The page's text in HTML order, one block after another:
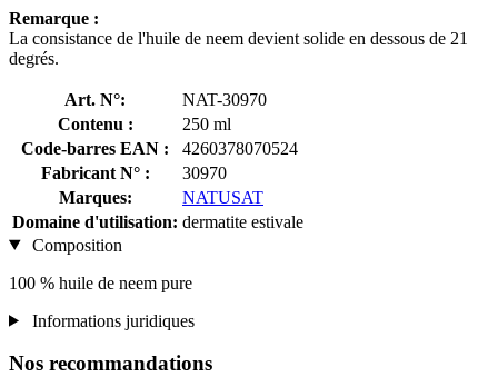
Remarque :
La consistance de l'huile de neem devient solide en dessous de 21
degrés.
Art. N°:
NAT-30970
Contenu :
250 ml
Code-barres EAN :
4260378070524
Fabricant N° :
30970
Marques:
NATUSAT
Domaine d'utilisation: dermatite estivale
Composition
100 % huile de neem pure
Informations juridiques
Nos recommandations